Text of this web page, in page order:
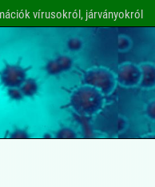
vírusokról, járványokról